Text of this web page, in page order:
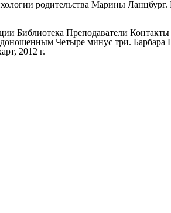
родительства Марины
Библиотека Преподаватели Контакты
Четыре минус три. Барбара
2012 г.